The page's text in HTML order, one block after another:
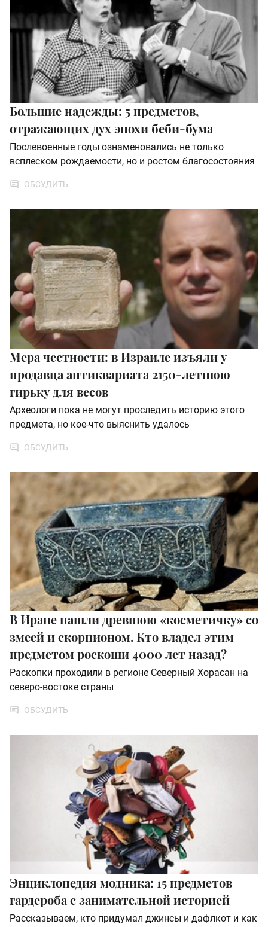
Большие надежды: 5 предметов,
отражающих дух эпохи беби-бума
Послевоенные годы ознаменовались не только
всплеском рождаемости, но и ростом благосостояния
ОБСУДИТЬ
Мера честности: в Израиле изъяли у
продавца антиквариата 2150-летнюю
гирьку для весов
Археологи пока не могут проследить историю этого
предмета, но кое-что выяснить удалось
ОБСУДИТЬ
В Иране нашли древнюю «косметичку» со
змеей и скорпионом. Кто владел этим
предметом роскоши 4000 лет назад?
Раскопки проходили в регионе Северный Хорасан на
северо-востоке страны
ОБСУДИТЬ
Энциклопедия модника: 15 предметов
гардероба с занимательной историей
Рассказываем, кто придумал джинсы и дафлкот и как